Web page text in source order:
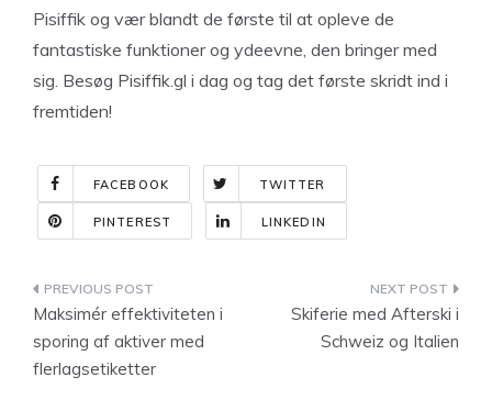
Pisiffik og vær blandt de første til at opleve de
fantastiske funktioner og ydeevne, den bringer med
sig. Besøg Pisiffik.gl i dag og tag det første skridt ind i
fremtiden!
FACEBOOK TWITTER
PINTEREST LINKEDIN
Indlægsnavigation
Maksimér effektiviteten i
sporing af aktiver med
flerlagsetiketter
Skiferie med Afterski i
Schweiz og Italien